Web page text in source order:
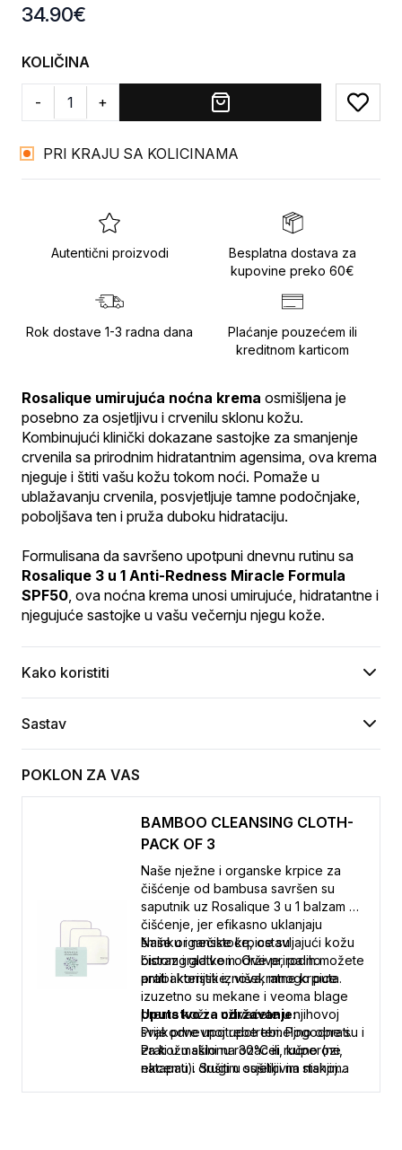
Product information
34.90€
KOLIČINA
- +
Add
PRI KRAJU SA KOLICINAMA
Autentični proizvodi
Besplatna dostava za
kupovine preko 60€
Rok dostave 1-3 radna dana
Plaćanje pouzećem ili
kreditnom karticom
Rosalique umirujuća noćna krema osmišljena je
posebno za osjetljivu i crvenilu sklonu kožu.
Kombinujući klinički dokazane sastojke za smanjenje
crvenila sa prirodnim hidratantnim agensima, ova krema
njeguje i štiti vašu kožu tokom noći. Pomaže u
ublažavanju crvenila, posvjetljuje tamne podočnjake,
poboljšava ten i pruža duboku hidrataciju.
Rosalique 3 u 1 Anti-Redness Miracle Formula
SPF50, ova noćna krema unosi umirujuće, hidratantne i
njegujuće sastojke u vašu večernju njegu kože.
Kako koristiti
Sastav
POKLON ZA VAS
BAMBOO CLEANSING CLOTH-
PACK OF 3
Naše nježne i organske krpice za
čišćenje od bambusa savršen su
saputnik uz Rosalique 3 u 1 balzam za
čišćenje, jer efikasno uklanjaju
šminku i nečistoće, ostavljajući kožu
čistom i glatkom. Ove prirodno
antibakterijske, višekratne krpice
izuzetno su mekane i veoma blage
prema koži – uživaćete u njihovoj
svakodnevnoj upotrebi. Pogodne su i
za kožu sklonu rozacei, kuperozi,
ekcemu i drugim osjetljivim stanjima
Naše organske krpice su
biorazgradive i održive, pa ih možete
prati i koristiti iznova, mnogo puta.
Uputstvo za održavanje:
Prije prve upotrebe temeljno oprati.
Prati u mašini na 30°C ili ručno (ne
natapati). Sušiti u sušilici na niskoj